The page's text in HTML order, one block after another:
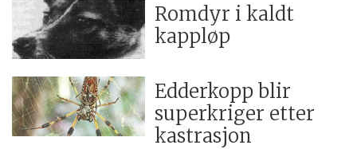
Romdyr i kaldt
kappløp
Edderkopp blir
superkriger etter
kastrasjon